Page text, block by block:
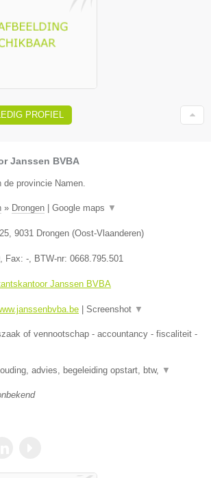
PROFIEL
Janssen BVBA
de provincie Namen.
» Drongen Google maps ▼
9031 Drongen (Oost-Vlaanderen)
, Fax: - , BTW-nr: 0668.795.501
Janssen BVBA
Screenshot ▼
of vennootschap - accountancy - fiscaliteit -
advies, begeleiding opstart, btw, ▼